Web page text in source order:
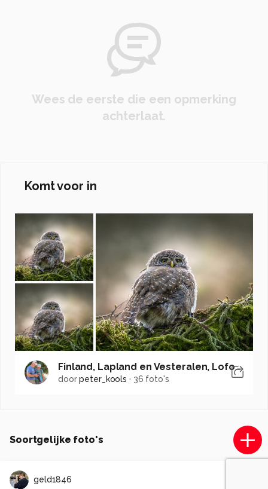
Wees de eerste die een opmerking
achterlaat.
Komt voor in
Finland, Lapland en Vesteralen, Lofoten
doorpeter_kools · 36 foto's
Soortgelijke foto's
geld1846